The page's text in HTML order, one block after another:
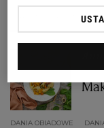
CIECIERZYCA
DANIA OBIADOWE